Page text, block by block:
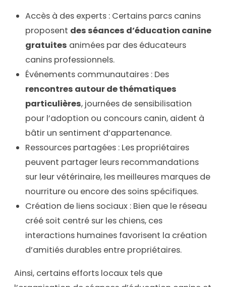
Accès à des experts : Certains parcs canins
proposent des séances d’éducation canine
gratuites animées par des éducateurs
canins professionnels.
Événements communautaires : Des
rencontres autour de thématiques
particulières, journées de sensibilisation
pour l’adoption ou concours canin, aident à
bâtir un sentiment d’appartenance.
Ressources partagées : Les propriétaires
peuvent partager leurs recommandations
sur leur vétérinaire, les meilleures marques de
nourriture ou encore des soins spécifiques.
Création de liens sociaux : Bien que le réseau
créé soit centré sur les chiens, ces
interactions humaines favorisent la création
d’amitiés durables entre propriétaires.
Ainsi, certains efforts locaux tels que